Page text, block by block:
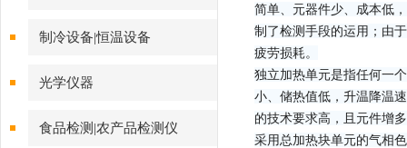
制冷设备|恒温设备
光学仪器
食品检测|农产品检测仪
简单、元器件少、成本低
制了检测手段的运用；由
疲劳损耗。
独立加热单元是指任何一
小、储热值低，升温降温
的技术要求高，且元件增
采用总加热块单元的气相